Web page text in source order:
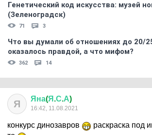
Генетический код искусства: музей
(Зеленоградск)
71 3
Что вы думали об отношениях до 20/
оказалось правдой, а что мифом?
362 14
Я Яна(Я .С.А)
16:42, 11.08.2021
конкурс динозавров
раскраска под